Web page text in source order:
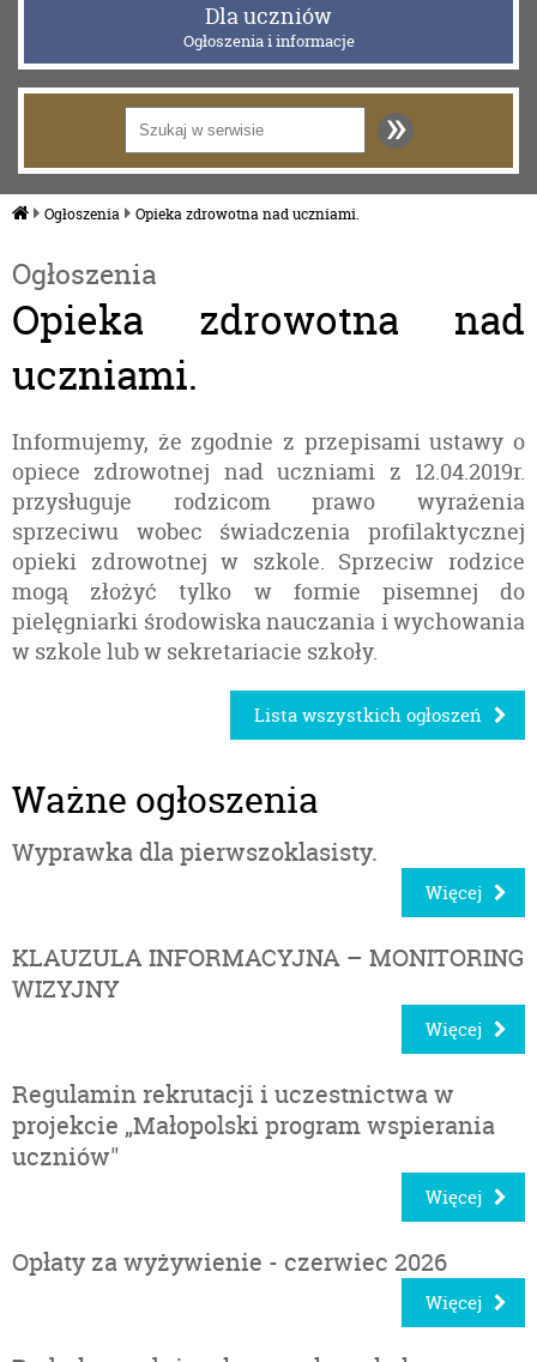
Dla uczniów
Ogłoszenia i informacje
»
Ogłoszenia Opieka zdrowotna nad uczniami.
Ogłoszenia
Opieka zdrowotna nad
uczniami.
Informujemy, że zgodnie z przepisami ustawy o
opiece zdrowotnej nad uczniami z 12.04.2019r.
przysługuje rodzicom prawo wyrażenia
sprzeciwu wobec świadczenia profilaktycznej
opieki zdrowotnej w szkole. Sprzeciw rodzice
mogą złożyć tylko w formie pisemnej do
pielęgniarki środowiska nauczania i wychowania
w szkole lub w sekretariacie szkoły.
Lista wszystkich ogłoszeń
Ważne ogłoszenia
Wyprawka dla pierwszoklasisty.
Więcej
KLAUZULA INFORMACYJNA – MONITORING
WIZYJNY
Więcej
Regulamin rekrutacji i uczestnictwa w
projekcie „Małopolski program wspierania
uczniów"
Więcej
Opłaty za wyżywienie - czerwiec 2026
Więcej